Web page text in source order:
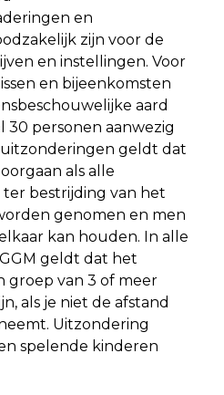
en
zijn voor de
en instellingen. Voor
en bijeenkomsten
aard
30 personen aanwezig
uitzonderingen geldt dat
als alle
bestrijding van het
genomen en men
kan houden. In alle
geldt dat het
groep van 3 of meer
als je niet de afstand
Uitzondering
spelende kinderen